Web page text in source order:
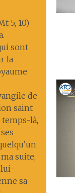
5, 10)
sont
la
de
saint
là,
suite,
lui-
sa